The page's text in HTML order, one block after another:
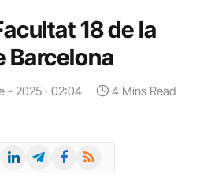
18 de la
Barcelona
- 2025 · 02:04 4 Mins Read
LinkedInTelegramFacebook
RSS